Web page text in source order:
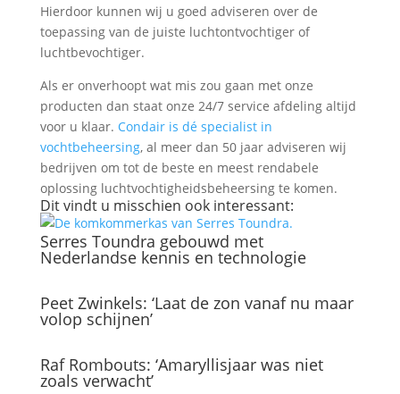
Hierdoor kunnen wij u goed adviseren over de
toepassing van de juiste luchtontvochtiger of
luchtbevochtiger.
Als er onverhoopt wat mis zou gaan met onze
producten dan staat onze 24/7 service afdeling altijd
voor u klaar. Condair is dé specialist in
vochtbeheersing, al meer dan 50 jaar adviseren wij
bedrijven om tot de beste en meest rendabele
oplossing luchtvochtigheidsbeheersing te komen.
Dit vindt u misschien ook interessant:
Serres Toundra gebouwd met
Nederlandse kennis en technologie
Peet Zwinkels: ‘Laat de zon vanaf nu maar
volop schijnen’
Raf Rombouts: ‘Amaryllisjaar was niet
zoals verwacht’